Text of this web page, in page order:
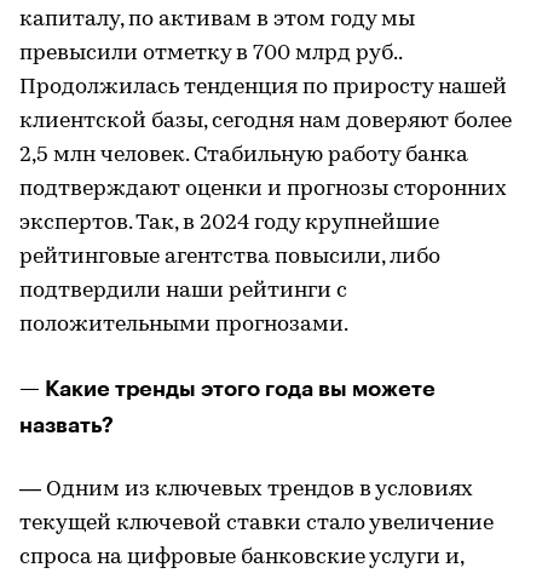
капиталу, по активам в этом году мы
превысили отметку в 700 млрд руб..
Продолжилась тенденция по приросту нашей
клиентской базы, сегодня нам доверяют более
2,5 млн человек. Стабильную работу банка
подтверждают оценки и прогнозы сторонних
экспертов. Так, в 2024 году крупнейшие
рейтинговые агентства повысили, либо
подтвердили наши рейтинги с
положительными прогнозами.
— Какие тренды этого года вы можете
назвать?
— Одним из ключевых трендов в условиях
текущей ключевой ставки стало увеличение
спроса на цифровые банковские услуги и,